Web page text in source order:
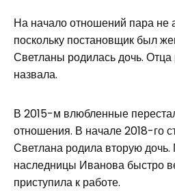
На начало отношений пара не
поскольку постановщик был
Светланы родилась дочь. Отца
назвала.
В 2015-м влюбленные
отношения. В начале 2018-го
Светлана родила вторую
наследницы Иванова быстро
приступила к работе.